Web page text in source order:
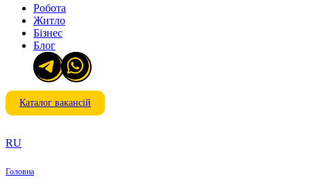
Робота
Житло
Бізнес
Блог
Каталог вакансій
RU
Головна